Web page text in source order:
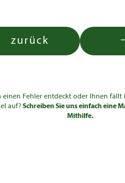
zurück
einen Fehler entdeckt oder Ihnen fällt
auf?Schreiben Sie uns einfach eine
Mithilfe.